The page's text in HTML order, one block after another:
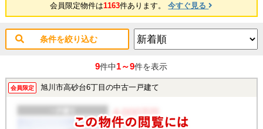
会員限定物件は1163件あります。今すぐ見る
条件を絞り込む
9件中1～9件を表示
会員限定 旭川市高砂台6丁目の中古一戸建て